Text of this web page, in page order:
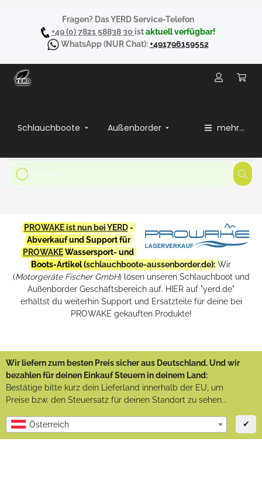
Fragen? Das YERD Service-Telefon
+49 (0) 7821 58838 30 istaktuell verfügbar!
WhatsApp(NUR Chat):+491796159552
Schlauchboote Außenborder mehr...
PROWAKE ist nun bei YERD-
Abverkauf und Support für
PROWAKEWassersport- und
Boots-Artikel (schlauchboote-aussenborder.de): Wir
(Motorgeräte Fischer GmbH) lösen unseren Schlauchboot und
Außenborder Geschäftsbereich auf. HIER auf "yerd.de"
erhältst du weiterhin Support und Ersatzteile für deine bei
PROWAKE gekauften Produkte!
Wir liefern zum besten Preis sicher aus Deutschland. Und wir
bezahlen für deinen Einkauf Steuern in deinem Land:
Bestätige bitte kurz dein Lieferland innerhalb der EU, um
Preise bzw. den Steuersatz für deinen Standort zu sehen...
Österreich ✔